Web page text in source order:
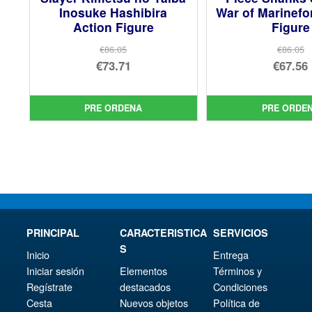
Inosuke Hashibira
Action Figure
€86.05
El
original
era:
€73.71
precio
actual
PRE ORDENA
War of
Figure
€86.05
El
era:
€67.56
PRE
PRINCIPAL
Inicio
Iniciar sesión
Regístrate
Cesta
CARACTERISTICA
S
Elementos
destacados
Nuevos objetos
SERVICIOS
Entrega
Términos y
Condiciones
Política de